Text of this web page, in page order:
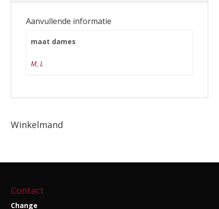
Aanvullende informatie
maat dames
M, L
Winkelmand
Contact
Change